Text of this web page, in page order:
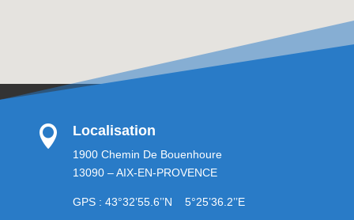
 Localisation
1900 Chemin De Bouenhoure
13090 – AIX-EN-PROVENCE
GPS : 43°32’55.6’’N 5°25’36.2’’E